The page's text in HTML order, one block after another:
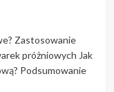
Zastosowanie
próżniowych Jak
Podsumowanie